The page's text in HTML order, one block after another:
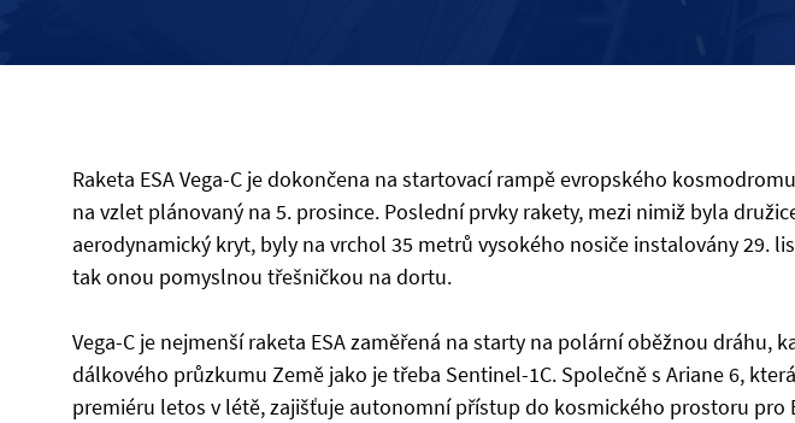
Raketa ESA Vega-C je dokončena na startovací rampě evropského
na vzlet plánovaný na 5. prosince. Poslední prvky rakety, mezi nimiž byla
aerodynamický kryt, byly na vrchol 35 metrů vysokého nosiče instalovány 29.
tak onou pomyslnou třešničkou na dortu.
Vega-C je nejmenší raketa ESA zaměřená na starty na polární oběžnou dráhu,
dálkového průzkumu Země jako je třeba Sentinel-1C. Společně s Ariane 6,
premiéru letos v létě, zajišťuje autonomní přístup do kosmického prostoru pro